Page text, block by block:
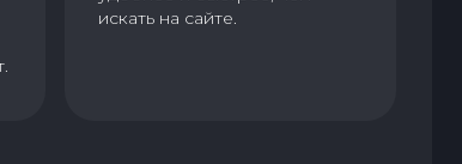
искать на сайте.